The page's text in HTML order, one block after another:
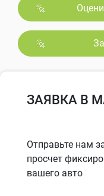
ЗАЯВКА В
Отправьте нам
просчет
вашего авто